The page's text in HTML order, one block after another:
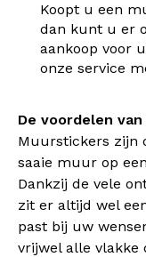
Koopt u een
dan kunt u er
aankoop voor
onze service
De voordelen
Muurstickers zijn
saaie muur op
Dankzij de vele
zit er altijd wel
past bij uw
vrijwel alle vlakke